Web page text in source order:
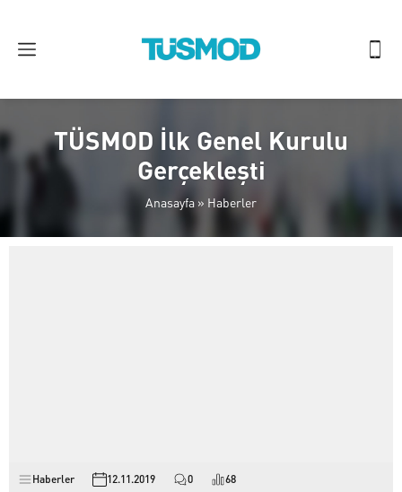
TÜSMOD İlk Genel Kurulu
Gerçekleşti
Anasayfa » Haberler
Haberler 12.11.2019 0 68